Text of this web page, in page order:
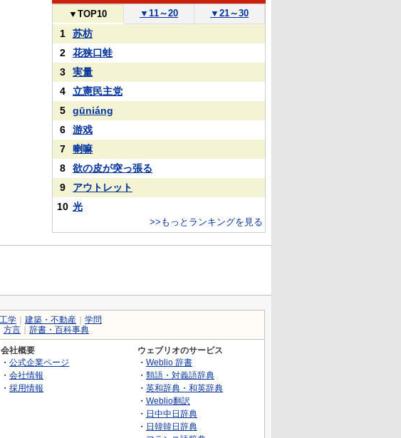
▼ TOP10 ▼ 11～20 ▼ 21～30
1
苏枋
2
花狭口蛙
3
実量
4
立憲民主党
5
gūniáng
6
游戏
7
喇嘛
8
欲の皮が突っ張る
9
アウトレット
10 光
>>もっとランキングを見る
工学 建築・不動産
学問
方言 辞書・百科事典
会社概要
・ 公式企業ページ
・ 会社情報
・ 採用情報
ウェブリオのサービス
・ Weblio 辞書
・ 類語・対義語辞典
・ 英和辞典・和英辞典
・ Weblio翻訳
・ 日中中日辞典
・ 日韓韓日辞典